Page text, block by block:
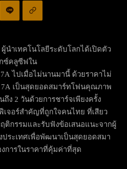
นำเทคโนโลยีระดับโลกได้เปิดตัว
ซ์คลูซีฟใน
7A ไปเมื่อไม่นานมานี้ ด้วยราคาไม่
7A เป็นสุดยอดสมาร์ทโฟนคุณภาพ
ง 2 วันด้วยการชาร์จเพียงครั้ง
เจอร์สำคัญที่ถูกใจคนไทย ที่เสียว
ติกรรมและรับฟังข้อเสนอแนะจากผู้
ประเทศเพื่อพัฒนาเป็นสุดยอดสมา
การในราคาที่คุ้มค่าที่สุด